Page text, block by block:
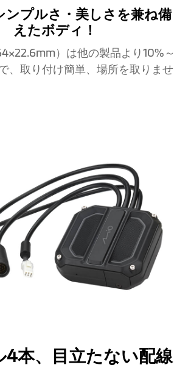
ンプルさ・美しさを兼ね備
えたボディ！
）は他の製品より10%～
、取り付け簡単、場所を取りませ
4本、目立たない配線